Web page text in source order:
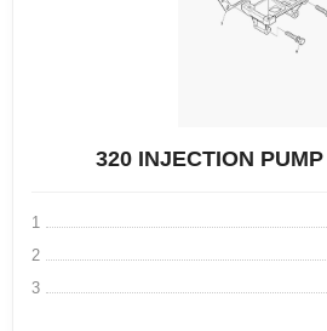
320 INJECTION
1
2
3